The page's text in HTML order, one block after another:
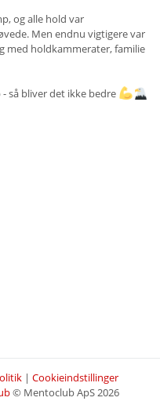
og alle hold var
Men endnu vigtigere var
med holdkammerater, familie
så bliver det ikke bedre
| Cookieindstillinger
© Mentoclub ApS 2026